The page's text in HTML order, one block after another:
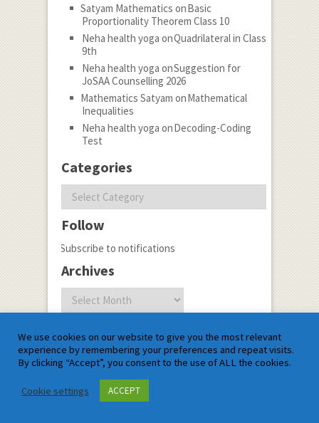
Satyam Mathematics onBasic
Proportionality Theorem Class 10
Neha health yoga onQuadrilateral in Class
9th
Neha health yoga onSuggestion for
JoSAA Counselling 2026
Mathematics Satyam onMathematical
Inequalities
Neha health yoga onDecoding-Coding
Test
Categories
Categories
Follow
Subscribe to notifications
Archives
Archives
Types of Functions in Class 12
We use cookies on our website to give you the most relevant
experience by remembering your preferences and repeat visits.
By clicking “Accept”, you consent to the use of ALL the cookies.
Cookie settings ACCEPT